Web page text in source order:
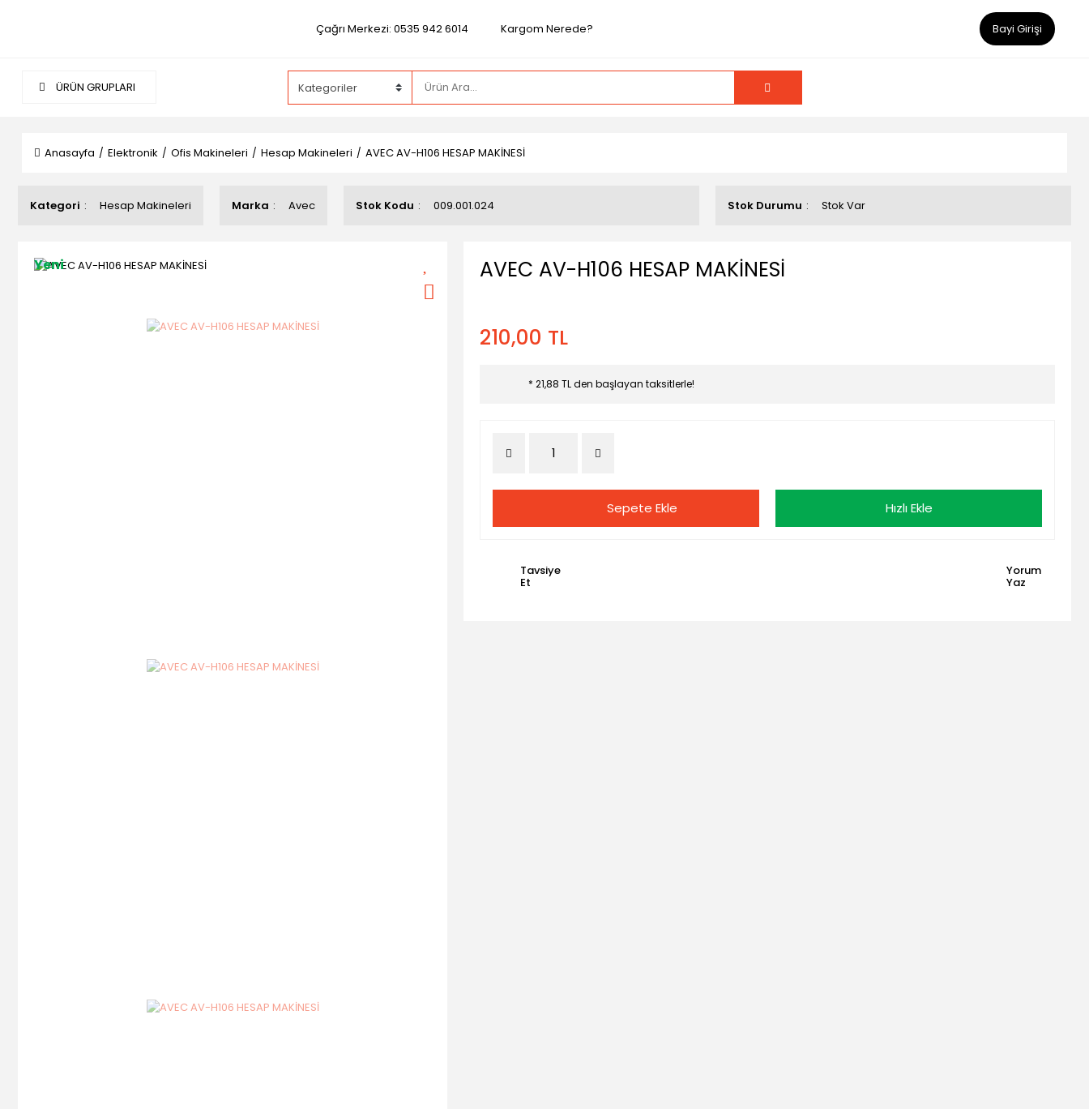
Çağrı Merkezi: 0535 942 6014 Kargom Nerede? Bayi Girişi
ÜRÜN GRUPLARI
Anasayfa Elektronik Ofis Makineleri Hesap Makineleri AVEC AV-H106 HESAP MAKİNESİ
Kategori Hesap Makineleri Marka Avec Stok Kodu 009.001.024 Stok Durumu Stok Var
Yeni AVEC AV-H106 HESAP MAKİNESİ
210,00 TL
* 21,88 TL den başlayan taksitlerle!
Sepete Ekle Hızlı Ekle
Tavsiye
Et
Yorum
Yaz